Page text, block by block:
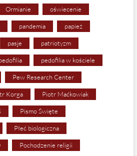
Ormianie oświecenie
pandemia papież
pasje patriotyzm
pedofilia w kościele
Pew Research Center
Korga Piotr Maćkowiak
Pismo Święte
Płeć biologiczna
Pochodzenie religii